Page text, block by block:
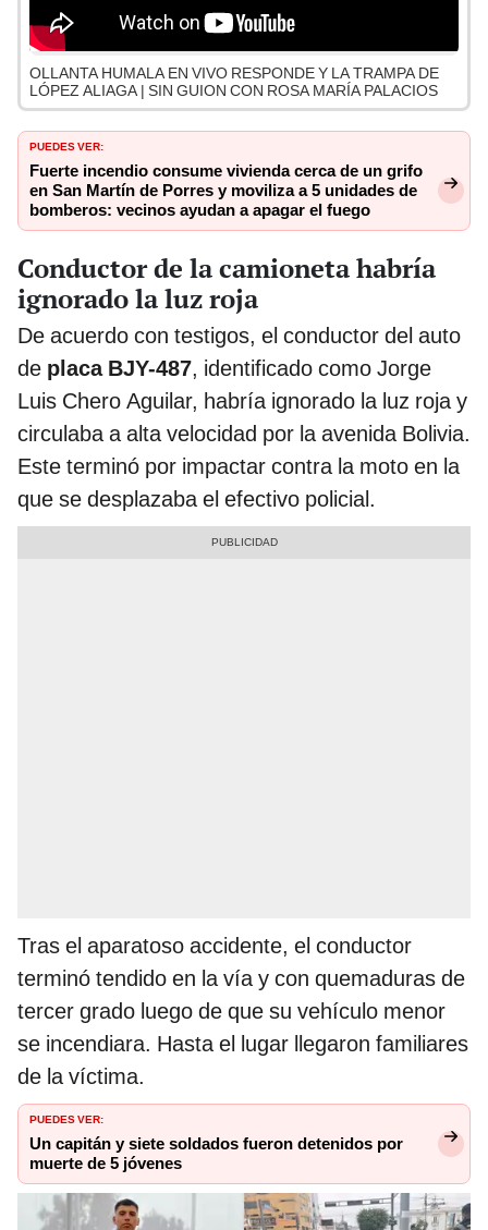
OLLANTA HUMALA EN VIVO RESPONDE Y LA TRAMPA DE
LÓPEZ ALIAGA | SIN GUION CON ROSA MARÍA PALACIOS
PUEDES VER:
Fuerte incendio consume vivienda cerca de un grifo
en San Martín de Porres y moviliza a 5 unidades de
bomberos: vecinos ayudan a apagar el fuego
Conductor de la camioneta habría
ignorado la luz roja
De acuerdo con testigos, el conductor del auto
de placa BJY-487, identificado como Jorge
Luis Chero Aguilar, habría ignorado la luz roja y
circulaba a alta velocidad por la avenida Bolivia.
Este terminó por impactar contra la moto en la
que se desplazaba el efectivo policial.
Tras el aparatoso accidente, el conductor
terminó tendido en la vía y con quemaduras de
tercer grado luego de que su vehículo menor
se incendiara. Hasta el lugar llegaron familiares
de la víctima.
PUEDES VER:
Un capitán y siete soldados fueron detenidos por
muerte de 5 jóvenes